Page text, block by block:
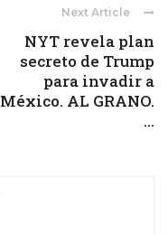
Next Article
NYT revela plan
secreto de Trump
para invadir a
México. AL GRANO.
...